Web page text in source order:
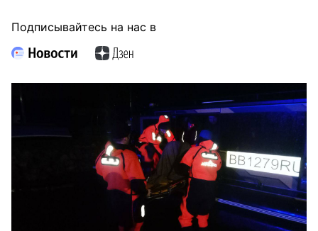
Подписывайтесь на нас в